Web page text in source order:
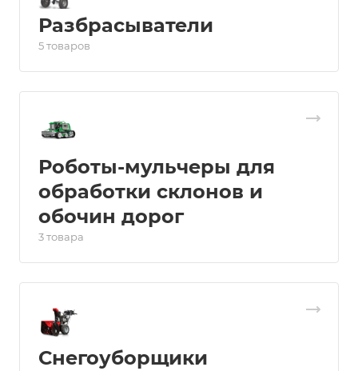
Разбрасыватели
5 товаров
Роботы-мульчеры для
обработки склонов и
обочин дорог
3 товара
Снегоуборщики